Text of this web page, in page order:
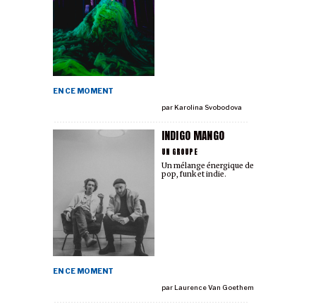
EN CE MOMENT
parKarolina Svobodova
INDIGO MANGO
UN GROUPE
EN CE MOMENT
parLaurence Van Goethem
Un mélange énergique de
pop, funk et indie.